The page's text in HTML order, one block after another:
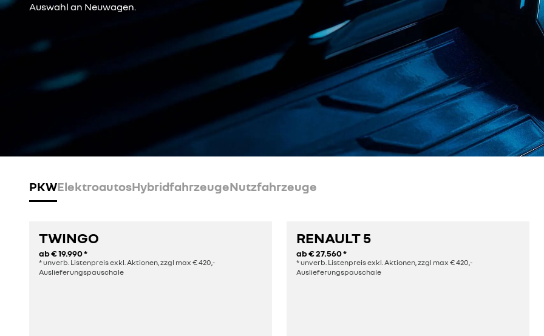
Auswahl an Neuwagen.
PKWElektroautosHybridfahrzeugeNutzfahrzeuge
TWINGO
ab€ 19.990*
* unverb. Listenpreis exkl. Aktionen, zzgl max € 420,-
Auslieferungspauschale
RENAULT 5
ab€ 27.560*
* unverb. Listenpreis exkl. Aktionen, zzgl max € 420,-
Auslieferungspauschale